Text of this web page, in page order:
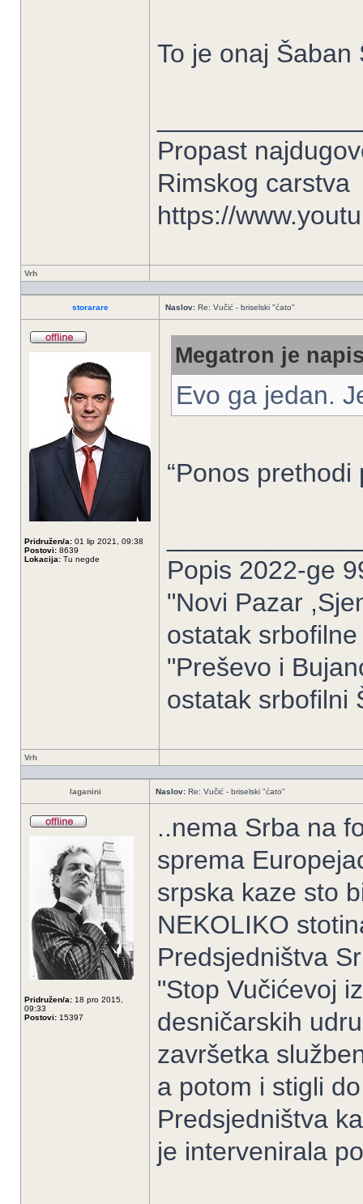
To je onaj
Propast
Rimskog carstva
https://
Vrh
storarare Naslov: Re: Vučić - briselski "ćato"
Pridružen/a: 01 lip 2021, 09:38
Postovi: 8639
Lokacija: Tu negde
Megatron je
Evo ga jedan.
“Ponos
Popis 2022-ge
"Novi Pazar
ostatak
"Preševo i
ostatak srbofilni
Vrh
laganini Naslov: Re: Vučić - briselski "ćato"
Pridružen/a: 18 pro 2015,
09:33
Postovi: 15397
..nema Srba na
sprema
srpska kaze sto
NEKOLIKO
Predsjedništva
"Stop Vučićevoj
desničarskih
završetka
a potom i stigli
Predsjedništva
je intervenirala